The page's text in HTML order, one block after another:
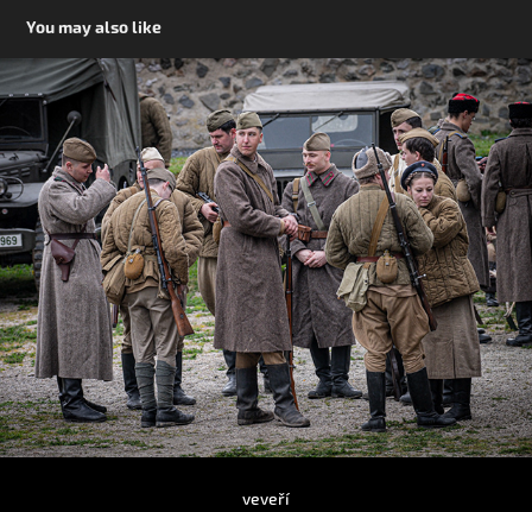
You may also like
veveří